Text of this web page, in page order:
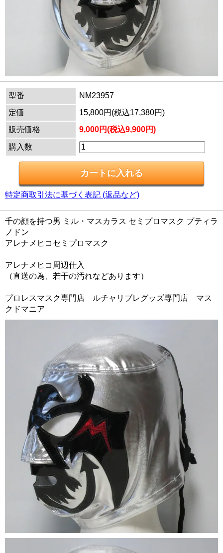
型番
NM23957
定価
15,800円(税込17,380円)
販売価格
9,000円(税込9,900円)
購入数
特定商取引法に基づく表記 (返品など)
千の顔を持つ男 ミル・マスカラス セミプロマスク プティラ
ノドン
アレナメヒコセミプロマスク
アレナメヒコ周辺仕入
（直送の為、若干の汚れなどあります）
プロレスマスク専門店 ルチャリブレグッズ専門店 マス
クドマニア